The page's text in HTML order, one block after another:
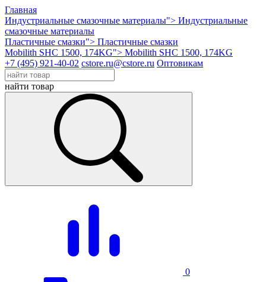
Главная
Индустриальные смазочные материалы"> Индустриальные
смазочные материалы
Пластичные смазки"> Пластичные смазки
Mobilith SHC 1500, 174KG"> Mobilith SHC 1500, 174KG
+7 (495) 921-40-02 cstore.ru@cstore.ru Оптовикам
найти товар
0